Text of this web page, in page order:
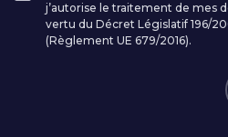
j’autorise le traitement de mes
vertu du Décret Législatif 196/
(Règlement UE 679/2016).